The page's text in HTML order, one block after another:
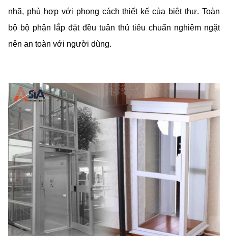
nhã, phù hợp với phong cách thiết kế của biệt thự. Toàn
bộ bộ phận lắp đặt đều tuân thủ tiêu chuẩn nghiêm ngặt
nên an toàn với người dùng.